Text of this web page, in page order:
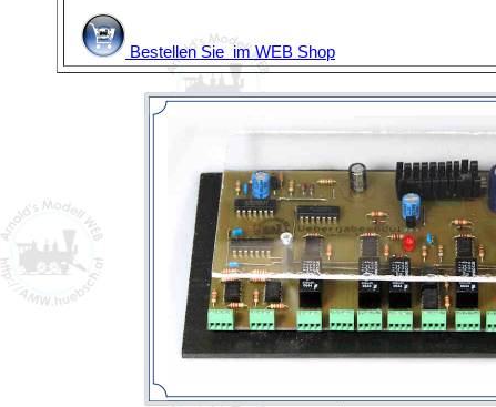
Bestellen Sie im WEB Shop